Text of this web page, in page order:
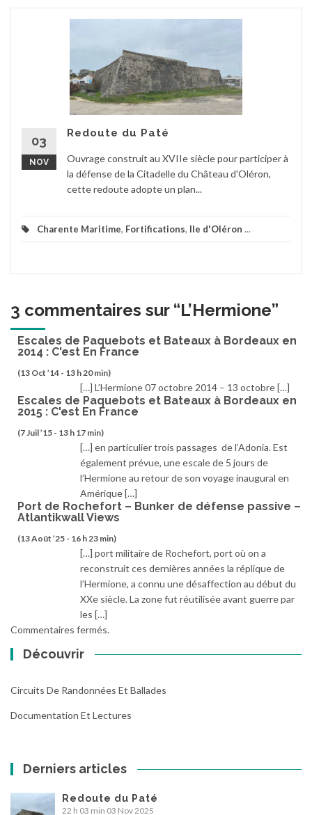
03
NOV
Redoute du Paté
Ouvrage construit au XVIIe siècle pour participer à
la défense de la Citadelle du Château d'Oléron,
cette redoute adopte un plan...
Charente Maritime, Fortifications, Ile d'Oléron ...
3 commentaires sur “L’Hermione”
Escales de Paquebots et Bateaux à Bordeaux en
2014 : C'est En France
(13 Oct ’14 - 13 h 20 min)
[…] L’Hermione 07 octobre 2014 – 13 octobre […]
Escales de Paquebots et Bateaux à Bordeaux en
2015 : C'est En France
(7 Juil ’15 - 13 h 17 min)
[…] en particulier trois passages de l’Adonia. Est
également prévue, une escale de 5 jours de
l’Hermione au retour de son voyage inaugural en
Amérique […]
Port de Rochefort – Bunker de défense passive –
Atlantikwall Views
(13 Août ’25 - 16 h 23 min)
[…] port militaire de Rochefort, port où on a
reconstruit ces dernières années la réplique de
l’Hermione, a connu une désaffection au début du
XXe siècle. La zone fut réutilisée avant guerre par
les […]
Commentaires fermés.
Découvrir
Circuits De Randonnées Et Ballades
Documentation Et Lectures
Derniers articles
Redoute du Paté
22 h 03 min 03 Nov 2025